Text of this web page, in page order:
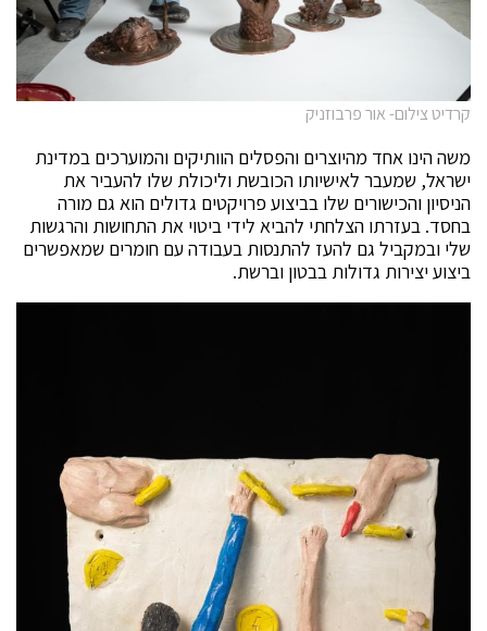
קרדיט צילום- אור פרבוזניק
משה הינו אחד מהיוצרים והפסלים הוותיקים והמוערכים במדינת
ישראל, שמעבר לאישיותו הכובשת וליכולת שלו להעביר את
הניסיון והכישורים שלו בביצוע פרויקטים גדולים הוא גם מורה
בחסד. בעזרתו הצלחתי להביא לידי ביטוי את התחושות והרגשות
שלי ובמקביל גם להעז להתנסות בעבודה עם חומרים שמאפשרים
ביצוע יצירות גדולות בבטון וברשת.